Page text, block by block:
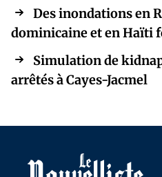
Des inondations en
dominicaine et en Haïti
Simulation de
arrêtés à Cayes-Jacmel